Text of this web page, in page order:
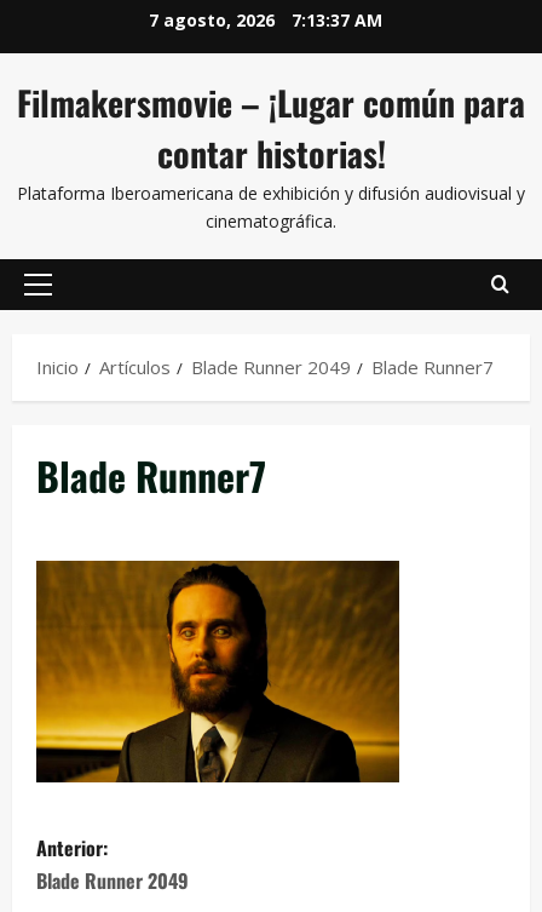
7 agosto, 2026 7:13:37 AM
Filmakersmovie – ¡Lugar común para
contar historias!
Plataforma Iberoamericana de exhibición y difusión audiovisual y
cinematográfica.
Inicio Artículos Blade Runner 2049 Blade Runner7
Blade Runner7
Anterior:
Blade Runner 2049